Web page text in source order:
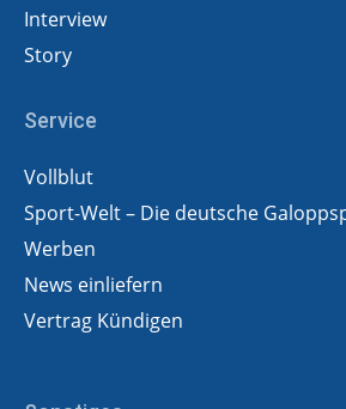
Interview
Story
Service
Vollblut
Sport-Welt – Die deutsche
Werben
News einliefern
Vertrag Kündigen